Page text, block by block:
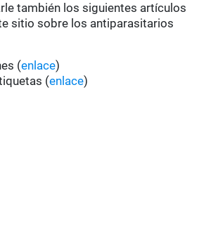
también los siguientes artículos
sitio sobre los antiparasitarios
(enlace)
(enlace)